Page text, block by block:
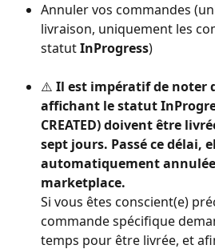
Annuler vos commandes
livraison, uniquement les
statut InProgress)
⚠️ Il est impératif de noter
affichant le statut
CREATED) doivent être
sept jours. Passé ce délai,
automatiquement
marketplace.
Si vous êtes conscient(e)
commande spécifique
temps pour être livrée, et